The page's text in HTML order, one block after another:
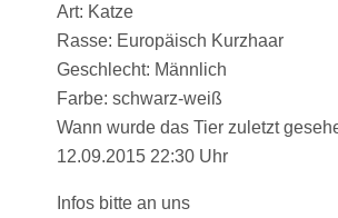
Art: Katze
Rasse: Europäisch Kurzhaar
Geschlecht: Männlich
Farbe: schwarz-weiß
Wann wurde das Tier zuletzt
12.09.2015 22:30 Uhr
Infos bitte an uns